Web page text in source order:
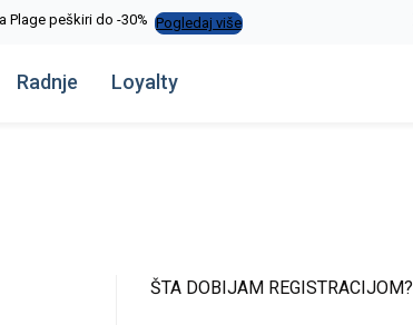
La Plage peškiri do -30% Pogledaj više
Radnje Loyalty
ŠTA DOBIJAM REGISTRACIJOM?